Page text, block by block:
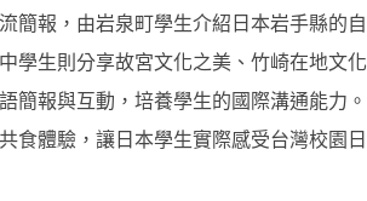
簡報，由岩泉町學生介紹日本岩手縣的自
學生則分享故宮文化之美、竹崎在地文化
簡報與互動，培養學生的國際溝通能力。
食體驗，讓日本學生實際感受台灣校園日